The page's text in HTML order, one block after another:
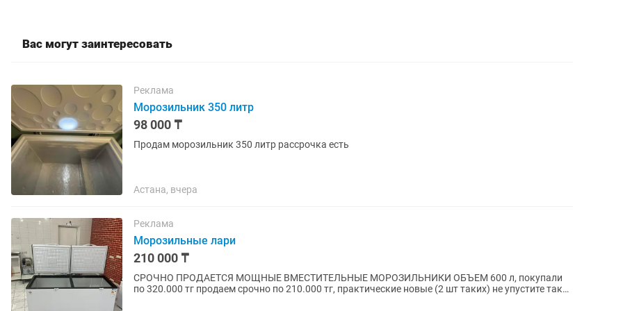
Вас могут заинтересовать
Реклама
Морозильник 350 литр
98 000 ₸
Продам морозильник 350 литр рассрочка есть
Астана, вчера
Реклама
Морозильные лари
210 000 ₸
СРОЧНО ПРОДАЕТСЯ МОЩНЫЕ ВМЕСТИТЕЛЬНЫЕ МОРОЗИЛЬНИКИ ОБЪЕМ 600 л, покупали
по 320.000 тг продаем срочно по 210.000 тг, практические новые (2 шт таких) не упустите такие